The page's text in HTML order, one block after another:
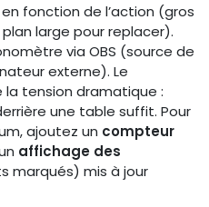
fonction de l’action (gros
large pour replacer).
via OBS (source de
externe). Le
tension dramatique :
une table suffit. Pour
ajoutez un compteur
affichage des
marqués) mis à jour